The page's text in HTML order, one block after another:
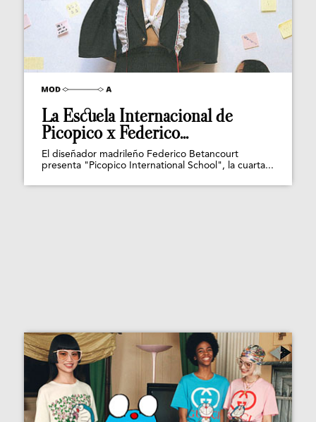
La Escuela Internacional de
Picopico x Federico...
El diseñador madrileño Federico Betancourt
presenta "Picopico International School", la cuarta...